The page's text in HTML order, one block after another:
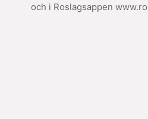
och i Roslagsappen